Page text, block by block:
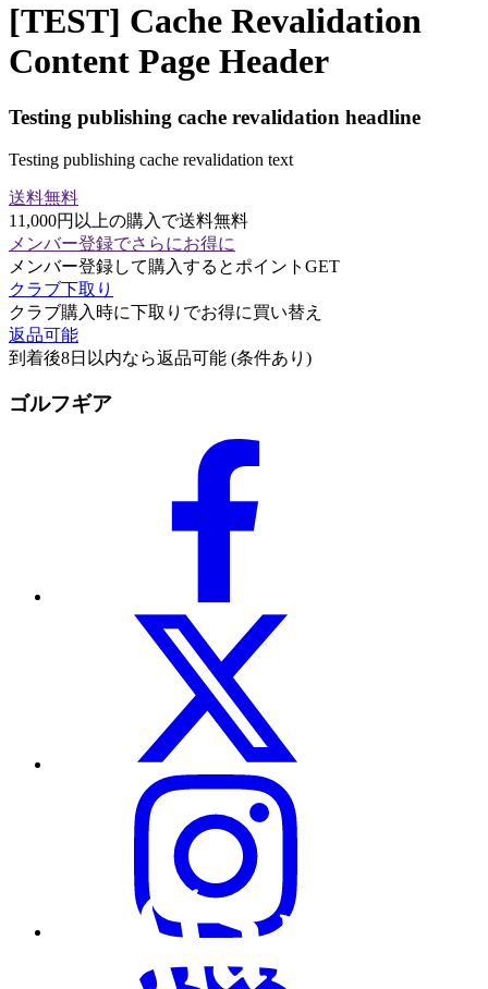
[TEST] Cache Revalidation
Content Page Header
Testing publishing cache revalidation headline
Testing publishing cache revalidation text
送料無料
11,000円以上の購入で送料無料
メンバー登録でさらにお得に
メンバー登録して購入するとポイントGET
クラブ下取り
クラブ購入時に下取りでお得に買い替え
返品可能
到着後8日以内なら返品可能 (条件あり)
ゴルフギア